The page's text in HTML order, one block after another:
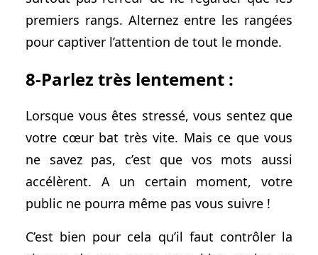
premiers rangs. Alternez entre les rangées
pour captiver l’attention de tout le monde.
8-Parlez très lentement :
Lorsque vous êtes stressé, vous sentez que
votre cœur bat très vite. Mais ce que vous
ne savez pas, c’est que vos mots aussi
accélèrent. A un certain moment, votre
public ne pourra même pas vous suivre !
C’est bien pour cela qu’il faut contrôler la